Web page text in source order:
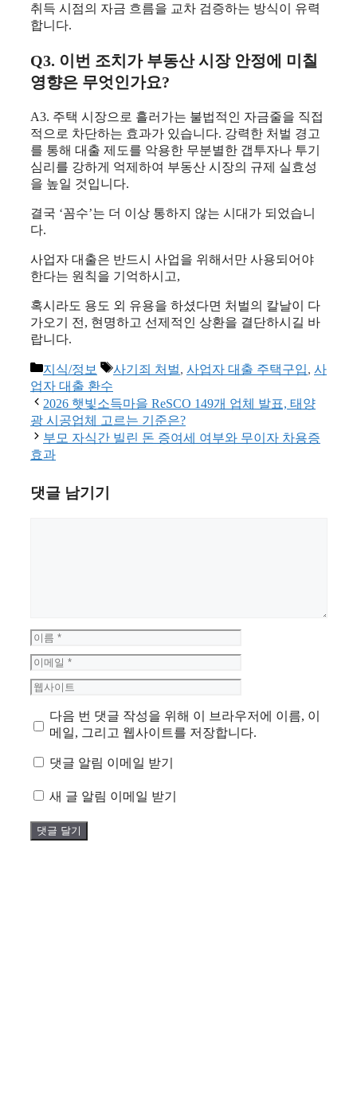
취득 시점의 자금 흐름을 교차 검증하는 방식이 유력
합니다.
Q3. 이번 조치가 부동산 시장 안정에 미칠
영향은 무엇인가요?
A3. 주택 시장으로 흘러가는 불법적인 자금줄을 직접
적으로 차단하는 효과가 있습니다. 강력한 처벌 경고
를 통해 대출 제도를 악용한 무분별한 갭투자나 투기
심리를 강하게 억제하여 부동산 시장의 규제 실효성
을 높일 것입니다.
결국 ‘꼼수’는 더 이상 통하지 않는 시대가 되었습니
다.
사업자 대출은 반드시 사업을 위해서만 사용되어야
한다는 원칙을 기억하시고,
혹시라도 용도 외 유용을 하셨다면 처벌의 칼날이 다
가오기 전, 현명하고 선제적인 상환을 결단하시길 바
랍니다.
카
테
고
리
지식/정보
태
사기죄 처벌, 사업자 대출 주택구입, 사
업자 대출 환수
2026 햇빛소득마을 ReSCO 149개 업체 발표, 태양
광 시공업체 고르는 기준은?
부모 자식간 빌린 돈 증여세 여부와 무이자 차용증
효과
댓글 남기기
이
름
이
메
일
웹
이
트
다음 번 댓글 작성을 위해 이 브라우저에 이름, 이
메일, 그리고 웹사이트를 저장합니다.
댓글 알림 이메일 받기
새 글 알림 이메일 받기